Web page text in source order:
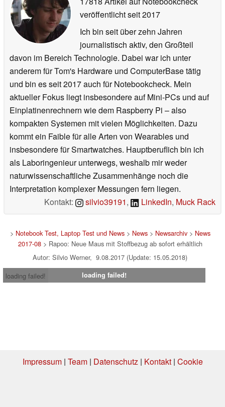
veröffentlichtseit 2017
Ich bin seit über zehn Jahren
journalistisch aktiv, den Großteil
davon im Bereich Technologie. Dabei war ich unter
anderem für Tom's Hardware und ComputerBase tätig
und bin es seit 2017 auch für Notebookcheck. Mein
aktueller Fokus liegt insbesondere auf Mini-PCs und auf
Einplatinenrechnern wie dem Raspberry Pi – also
kompakten Systemen mit vielen Möglichkeiten. Dazu
kommt ein Faible für alle Arten von Wearables und
insbesondere für Smartwatches. Hauptberuflich bin ich
als Laboringenieur unterwegs, weshalb mir weder
naturwissenschaftliche Zusammenhänge noch die
Interpretation komplexer Messungen fern liegen.
Kontakt:
silvio39191, LinkedIn, Muck Rack
> Notebook Test, Laptop Test und News> News> Newsarchiv> News
2017-08> Rapoo: Neue Maus mit Stoffbezug ab sofort erhältlich
Autor: Silvio Werner, 9.08.2017 (Update: 15.05.2018)
loading failed!
loading failed!
Impressum| Team| Datenschutz| Kontakt| Cookie